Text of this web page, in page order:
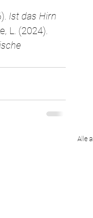
Ist das Hirn
L. (2024).
Alle